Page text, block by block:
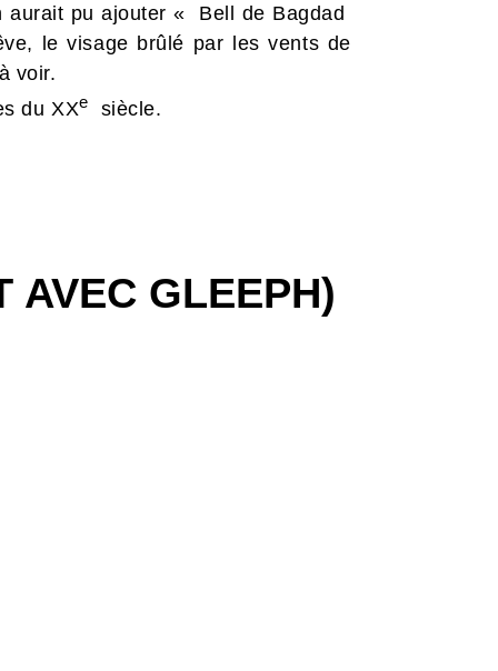
pu ajouter « Bell de Bagdad
le visage brûlé par les vents de
voir.
du XXe siècle.
AVEC GLEEPH)